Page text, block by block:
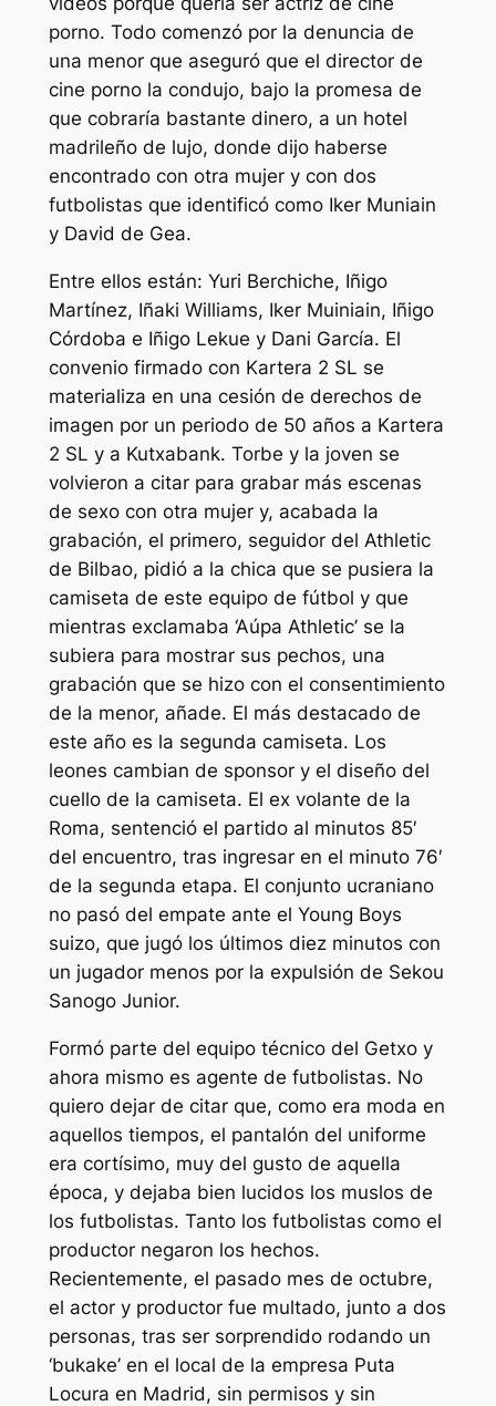
porno. Todo comenzó por la denuncia de
una menor que aseguró que el director de
cine porno la condujo, bajo la promesa de
que cobraría bastante dinero, a un hotel
madrileño de lujo, donde dijo haberse
encontrado con otra mujer y con dos
futbolistas que identificó como Iker Muniain
y David de Gea.
Entre ellos están: Yuri Berchiche, Iñigo
Martínez, Iñaki Williams, Iker Muiniain, Iñigo
Córdoba e Iñigo Lekue y Dani García. El
convenio firmado con Kartera 2 SL se
materializa en una cesión de derechos de
imagen por un periodo de 50 años a Kartera
2 SL y a Kutxabank. Torbe y la joven se
volvieron a citar para grabar más escenas
de sexo con otra mujer y, acabada la
grabación, el primero, seguidor del Athletic
de Bilbao, pidió a la chica que se pusiera la
camiseta de este equipo de fútbol y que
mientras exclamaba ‘Aúpa Athletic’ se la
subiera para mostrar sus pechos, una
grabación que se hizo con el consentimiento
de la menor, añade. El más destacado de
este año es la segunda camiseta. Los
leones cambian de sponsor y el diseño del
cuello de la camiseta. El ex volante de la
Roma, sentenció el partido al minutos 85′
del encuentro, tras ingresar en el minuto 76′
de la segunda etapa. El conjunto ucraniano
no pasó del empate ante el Young Boys
suizo, que jugó los últimos diez minutos con
un jugador menos por la expulsión de Sekou
Sanogo Junior.
Formó parte del equipo técnico del Getxo y
ahora mismo es agente de futbolistas. No
quiero dejar de citar que, como era moda en
aquellos tiempos, el pantalón del uniforme
era cortísimo, muy del gusto de aquella
época, y dejaba bien lucidos los muslos de
los futbolistas. Tanto los futbolistas como el
productor negaron los hechos.
Recientemente, el pasado mes de octubre,
el actor y productor fue multado, junto a dos
personas, tras ser sorprendido rodando un
‘bukake’ en el local de la empresa Puta
Locura en Madrid, sin permisos y sin